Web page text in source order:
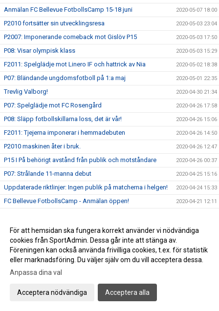
Anmälan FC Bellevue FotbollsCamp 15-18 juni 2020-05-07 18:00
P2010 fortsätter sin utvecklingsresa 2020-05-03 23:04
P2007: Imponerande comeback mot Gislöv P15 2020-05-03 17:50
P08: Visar olympisk klass 2020-05-03 15:29
F2011: Spelglädje mot Linero IF och hattrick av Nia 2020-05-02 18:38
P07: Bländande ungdomsfotboll på 1:a maj 2020-05-01 22:35
Trevlig Valborg! 2020-04-30 21:34
P07: Spelglädje mot FC Rosengård 2020-04-26 17:58
P08: Släpp fotbollskillarna loss, det är vår! 2020-04-26 15:06
F2011: Tjejerna imponerar i hemmadebuten 2020-04-26 14:50
P2010 maskinen åter i bruk. 2020-04-26 12:47
P15 I På behörigt avstånd från publik och motståndare 2020-04-26 00:37
P07: Strålande 11-manna debut 2020-04-25 15:16
Uppdaterade riktlinjer: Ingen publik på matcherna i helgen! 2020-04-24 15:33
FC Bellevue FotbollsCamp - Anmälan öppen! 2020-04-21 12:11
Glad Påsk&#128035;&#9728;&#65039; 2020-04-09 17:55
FCBs Supportermössa gör succé - bara ett fåtal kvar 2020-04-03 14:44
Senaste nytt: Alla Träningsmatcher ställs in i FCB 2020-04-03 11:11
Träning: Energifylld onsdagsträning
FC Bellevue: Träningarna fortsätter...tillsvidare
Senaste nytt: Skåneboll skjuter upp seriespelet: ”Matcher
För att hemsidan ska fungera korrekt använder vi nödvändiga
cookies från SportAdmin. Dessa går inte att stänga av.
Föreningen kan också använda frivilliga cookies, t.ex. för statistik
eller marknadsföring. Du väljer själv om du vill acceptera dessa.
Anpassa dina val
Acceptera nödvändiga Acceptera alla